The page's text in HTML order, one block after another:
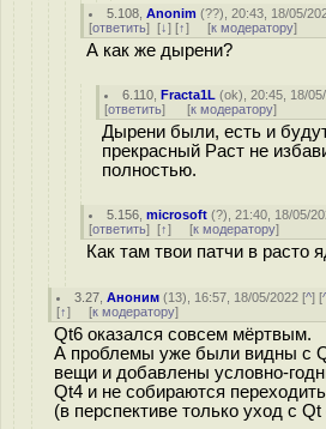
5.108 ,Anonim (??), 20:43, 18/05/
[ответить] [↓] [↑] [к модератору]
А как же дырени?
6.110 ,Fracta1L (ok), 20:45, 18/
[ответить] [к модератору]
Дырени были, есть и
прекрасный Раст не
полностью.
5.156 ,microsoft (?), 21:40, 18/05/
[ответить] [↑] [к модератору]
Как там твои патчи в расто
3.27 ,Аноним (13), 16:57, 18/05/2022 [^] [
[↑] [к модератору]
Qt6 оказался совсем мёртвым.
А проблемы уже были видны с
вещи и добавлены условно-
Qt4 и не собираются
(в перспективе только уход с